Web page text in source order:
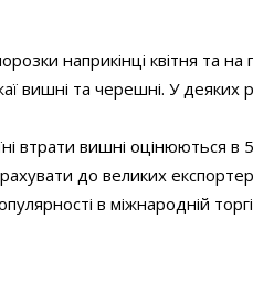
наприкінці квітня та
вишні та черешні. У деяких
втрати вишні оцінюються
до великих
в міжнародній